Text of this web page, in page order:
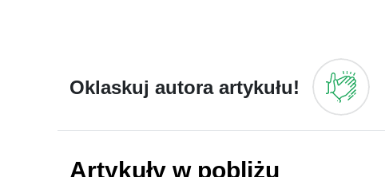
Oklaskuj autora artykułu!
Artykuły w pobliżu